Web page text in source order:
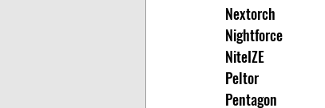
Nextorch
Nightforce
NiteIZE
Peltor
Pentagon